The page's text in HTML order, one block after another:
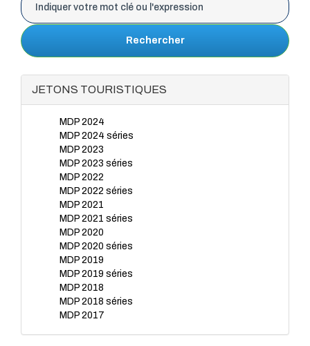
Rechercher
JETONS TOURISTIQUES
MDP 2024
MDP 2024 séries
MDP 2023
MDP 2023 séries
MDP 2022
MDP 2022 séries
MDP 2021
MDP 2021 séries
MDP 2020
MDP 2020 séries
MDP 2019
MDP 2019 séries
MDP 2018
MDP 2018 séries
MDP 2017